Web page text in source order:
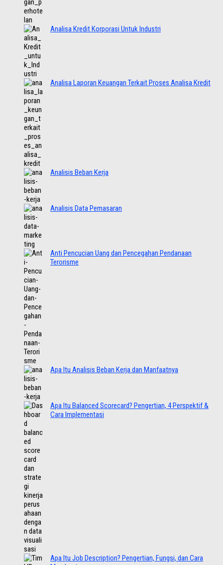
Analisa Kredit Korporasi Untuk Industri
Analisa Laporan Keuangan Terkait Proses Analisa Kredit
Analisis Beban Kerja
Analisis Data Pemasaran
Anti Pencucian Uang dan Pencegahan Pendanaan
Terorisme
Apa Itu Analisis Beban Kerja dan Manfaatnya
Apa Itu Balanced Scorecard? Pengertian, 4 Perspektif &
Cara Implementasi
Apa Itu Job Description? Pengertian, Fungsi, dan Cara